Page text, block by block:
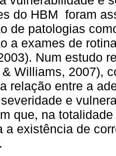
do HBM foram
de patologias
a exames de
Num estudo
& Williams, 2007),
relação entre a
e
que, na
a existência de